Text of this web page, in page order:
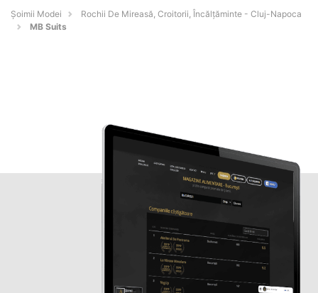
Șoimii Modei
Rochii De Mireasă, Croitorii, Încălțăminte - Cluj-Napoca
MB Suits